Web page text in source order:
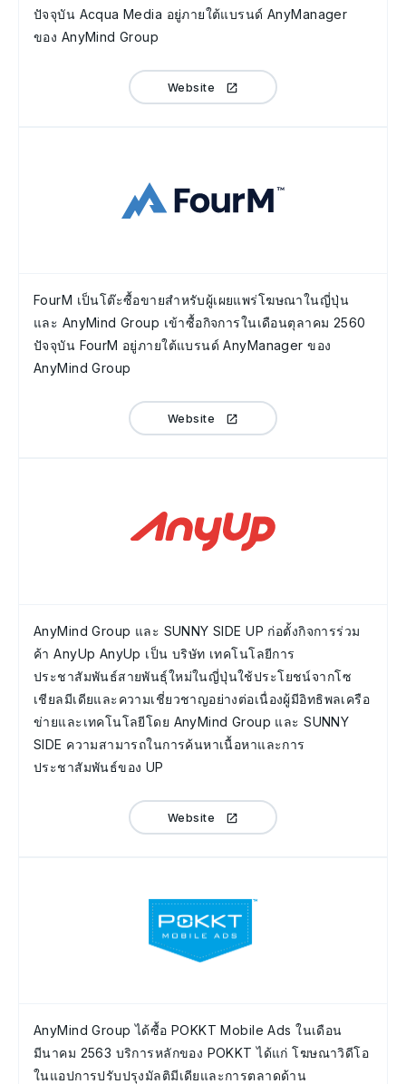
ปัจจุบัน Acqua Media อยู่ภายใต้แบรนด์ AnyManager
ของ AnyMind Group
Website
FourM เป็นโต๊ะซื้อขายสำหรับผู้เผยแพร่โฆษณาในญี่ปุ่น
และ AnyMind Group เข้าซื้อกิจการในเดือนตุลาคม 2560
ปัจจุบัน FourM อยู่ภายใต้แบรนด์ AnyManager ของ
AnyMind Group
Website
AnyMind Group และ SUNNY SIDE UP ก่อตั้งกิจการร่วม
ค้า AnyUp AnyUp เป็น บริษัท เทคโนโลยีการ
ประชาสัมพันธ์สายพันธุ์ใหม่ในญี่ปุ่นใช้ประโยชน์จากโซ
เชียลมีเดียและความเชี่ยวชาญอย่างต่อเนื่องผู้มีอิทธิพลเครือ
ข่ายและเทคโนโลยีโดย AnyMind Group และ SUNNY
SIDE ความสามารถในการค้นหาเนื้อหาและการ
ประชาสัมพันธ์ของ UP
Website
AnyMind Group ได้ซื้อ POKKT Mobile Ads ในเดือน
มีนาคม 2563 บริการหลักของ POKKT ได้แก่ โฆษณาวิดีโอ
ในแอปการปรับปรุงมัลติมีเดียและการตลาดด้าน